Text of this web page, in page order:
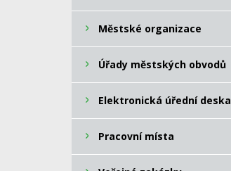
Městské organizace
Úřady městských obvodů
Elektronická úřední deska
Pracovní místa